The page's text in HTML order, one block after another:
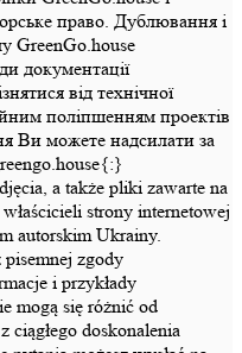
право. Дублювання і
GreenGo.house
документації
від технічної
поліпшенням проектів
Ви можете надсилати за
a także pliki zawarte na
strony internetowej
autorskim Ukrainy.
zgody
i przykłady
mogą się różnić od
ciągłego doskonalenia